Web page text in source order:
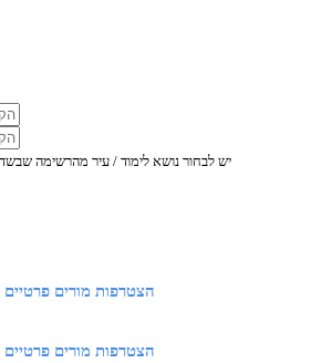
*יש לבחור נושא לימוד / עיר מהרשימה
הצטרפות מורים פרטיים
הצטרפות מורים פרטיים